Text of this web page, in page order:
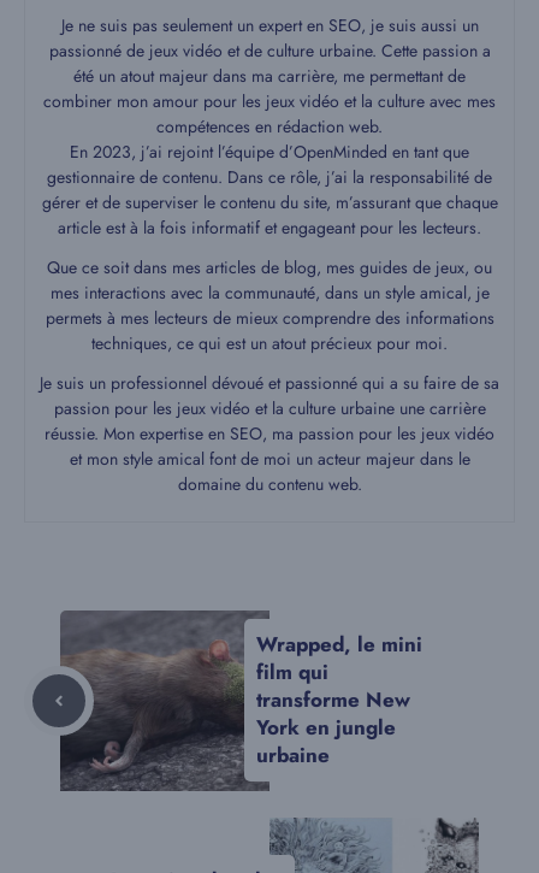
Je ne suis pas seulement un expert en SEO, je suis aussi un
passionné de jeux vidéo et de culture urbaine. Cette passion a
été un atout majeur dans ma carrière, me permettant de
combiner mon amour pour les jeux vidéo et la culture avec mes
compétences en rédaction web.
En 2023, j’ai rejoint l’équipe d’OpenMinded en tant que
gestionnaire de contenu. Dans ce rôle, j’ai la responsabilité de
gérer et de superviser le contenu du site, m’assurant que chaque
article est à la fois informatif et engageant pour les lecteurs.
Que ce soit dans mes articles de blog, mes guides de jeux, ou
mes interactions avec la communauté, dans un style amical, je
permets à mes lecteurs de mieux comprendre des informations
techniques, ce qui est un atout précieux pour moi.
Je suis un professionnel dévoué et passionné qui a su faire de sa
passion pour les jeux vidéo et la culture urbaine une carrière
réussie. Mon expertise en SEO, ma passion pour les jeux vidéo
et mon style amical font de moi un acteur majeur dans le
domaine du contenu web.
Wrapped, le mini
film qui
transforme New
York en jungle
urbaine